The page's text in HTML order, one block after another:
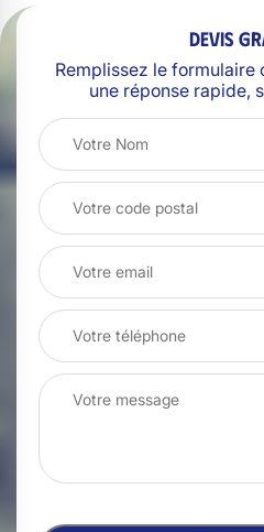
Devis
Remplissez le formulaire
une réponse rapide,